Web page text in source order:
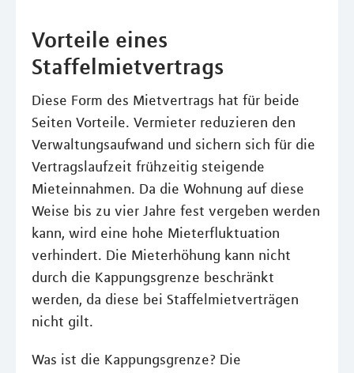
Vorteile eines
Staffelmietvertrags
Diese Form des Mietvertrags hat für beide
Seiten Vorteile. Vermieter reduzieren den
Verwaltungsaufwand und sichern sich für die
Vertragslaufzeit frühzeitig steigende
Mieteinnahmen. Da die Wohnung auf diese
Weise bis zu vier Jahre fest vergeben werden
kann, wird eine hohe Mieterfluktuation
verhindert. Die Mieterhöhung kann nicht
durch die Kappungsgrenze beschränkt
werden, da diese bei Staffelmietverträgen
nicht gilt.
Was ist die Kappungsgrenze? Die